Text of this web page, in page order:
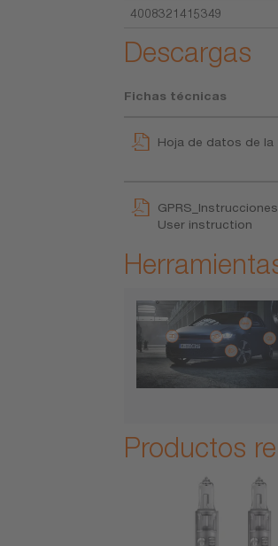
4008321415349
Descargas
Fichas técnicas
Hoja de datos de la
User instruction
Productos